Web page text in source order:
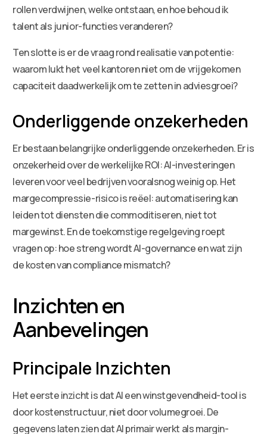
rollen verdwijnen, welke ontstaan, en hoe behoud ik
talent als junior-functies veranderen?
Ten slotte is er de vraag rond realisatie van potentie:
waarom lukt het veel kantoren niet om de vrijgekomen
capaciteit daadwerkelijk om te zetten in adviesgroei?
Onderliggende onzekerheden
Er bestaan belangrijke onderliggende onzekerheden. Er is
onzekerheid over de werkelijke ROI: AI-investeringen
leveren voor veel bedrijven vooralsnog weinig op. Het
margecompressie-risico is reëel: automatisering kan
leiden tot diensten die commoditiseren, niet tot
margewinst. En de toekomstige regelgeving roept
vragen op: hoe streng wordt AI-governance en wat zijn
de kosten van compliance mismatch?
Inzichten en
Aanbevelingen
Principale Inzichten
Het eerste inzicht is dat AI een winstgevendheid-tool is
door kostenstructuur, niet door volumegroei. De
gegevens laten zien dat AI primair werkt als margin-